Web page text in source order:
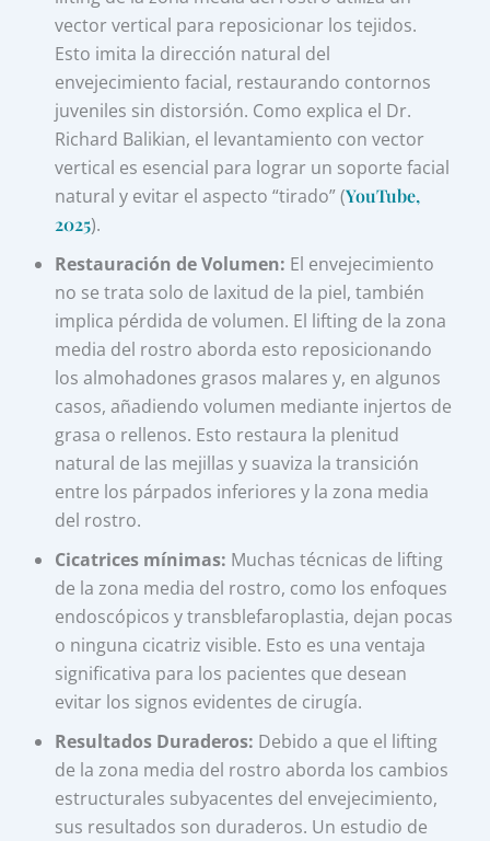
vector vertical para reposicionar los tejidos.
Esto imita la dirección natural del
envejecimiento facial, restaurando contornos
juveniles sin distorsión. Como explica el Dr.
Richard Balikian, el levantamiento con vector
vertical es esencial para lograr un soporte facial
natural y evitar el aspecto “tirado” (YouTube,
2025).
Restauración de Volumen: El envejecimiento
no se trata solo de laxitud de la piel, también
implica pérdida de volumen. El lifting de la zona
media del rostro aborda esto reposicionando
los almohadones grasos malares y, en algunos
casos, añadiendo volumen mediante injertos de
grasa o rellenos. Esto restaura la plenitud
natural de las mejillas y suaviza la transición
entre los párpados inferiores y la zona media
del rostro.
Cicatrices mínimas: Muchas técnicas de lifting
de la zona media del rostro, como los enfoques
endoscópicos y transblefaroplastia, dejan pocas
o ninguna cicatriz visible. Esto es una ventaja
significativa para los pacientes que desean
evitar los signos evidentes de cirugía.
Resultados Duraderos: Debido a que el lifting
de la zona media del rostro aborda los cambios
estructurales subyacentes del envejecimiento,
sus resultados son duraderos. Un estudio de